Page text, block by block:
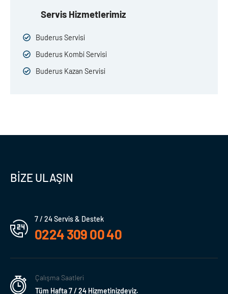
Servis Hizmetlerimiz
Buderus Servisi
Buderus Kombi Servisi
Buderus Kazan Servisi
BİZE ULAŞIN
7 / 24 Servis & Destek
0224 309 00 40
Çalışma Saatleri
Tüm Hafta 7 / 24 Hizmetinizdeyiz.